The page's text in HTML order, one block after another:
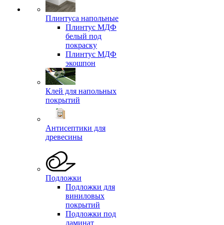
Плинтуса напольные
Плинтус МДФ
белый под
покраску
Плинтус МДФ
экошпон
Клей для напольных
покрытий
Антисептики для
древесины
Подложки
Подложки для
виниловых
покрытий
Подложки под
ламинат